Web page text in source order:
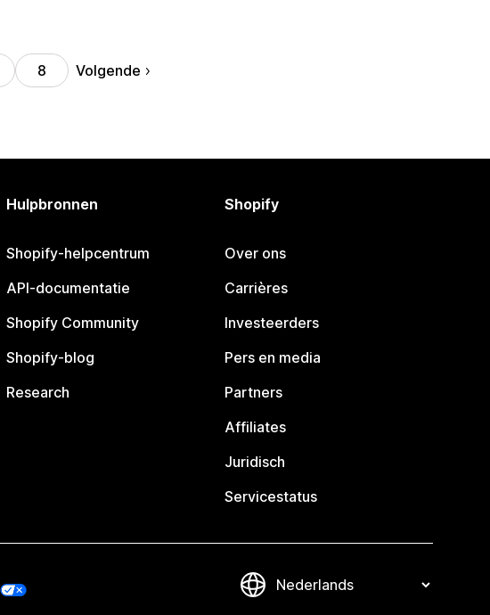
8 Volgende
Hulpbronnen
Shopify-helpcentrum
API-documentatie
Shopify Community
Shopify-blog
Research
Shopify
Over ons
Carrières
Investeerders
Pers en media
Partners
Affiliates
Juridisch
Servicestatus